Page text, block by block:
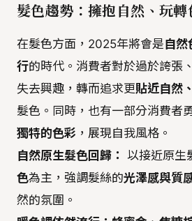
髮色趨勢：擁抱自然、玩轉
在髮色方面，2025年將會是自然
行的時代。消費者對於過於誇張
失去興趣，轉而追求更貼近自然
髮色。同時，也有一部分消費者
獨特的色彩 ，展現自我風格。
自然原生髮色回歸： 以接近原生
色為主，強調髮絲的光澤感與質
然的氛圍。